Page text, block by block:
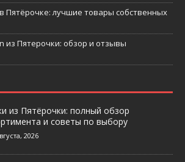
Пятёрочке: лучшие товары собственных
из Пятерочки: обзор и отзывы
из Пятёрочки: полный обзор
и советы по выбору
2026